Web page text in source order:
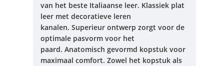
van het beste Italiaanse leer. Klassiek plat
leer met decoratieve leren
kanalen. Superieur ontwerp zorgt voor de
optimale pasvorm voor het
paard. Anatomisch gevormd kopstuk voor
maximaal comfort. Zowel het kopstuk als